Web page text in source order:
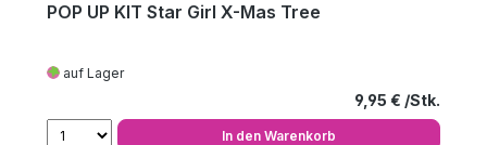
POP UP KIT Star Girl X-Mas Tree
auf Lager
Regulärer
9,95 €
In den Warenkorb